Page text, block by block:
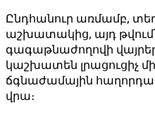
Ընդհանուր առմամբ,
աշխատակից, այդ
գագաթնաժողովի
կաշխատեն լրացուցիչ
ճգնաժամային
վրա։